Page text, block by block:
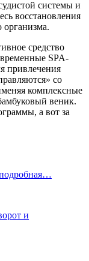
системы и
восстановления
организма.
средство
SPA-
привлечения
со
комплексные
веник.
а вот за
и